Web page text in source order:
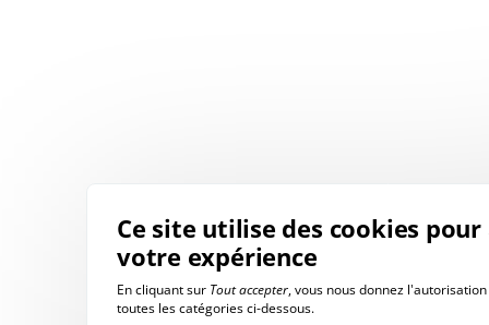
Ce site utilise des cookies
votre expérience
En cliquant sur Tout accepter, vous nous donnez
toutes les catégories ci-dessous.